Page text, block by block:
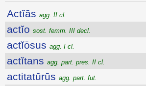
Actĭās agg. II cl.
actĭo sost. femm. III decl.
actĭōsus agg. I cl.
actĭtans agg. part. pres. II cl.
actitatūrūs agg. part. fut.